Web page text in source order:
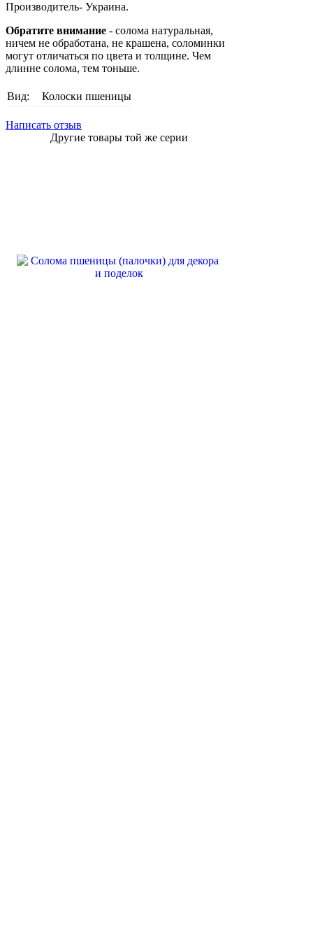
Производитель- Украина.
Обратите внимание - солома натуральная,
ничем не обработана, не крашена, соломинки
могут отличаться по цвета и толщине. Чем
длинне солома, тем тоньше.
Вид: Колоски пшеницы
Написать отзыв
Другие товары той же серии